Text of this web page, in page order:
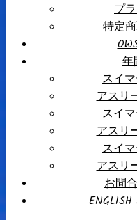
プ
特定
年
スイ
アスリ
スイ
アスリ
スイ
アスリ
お問